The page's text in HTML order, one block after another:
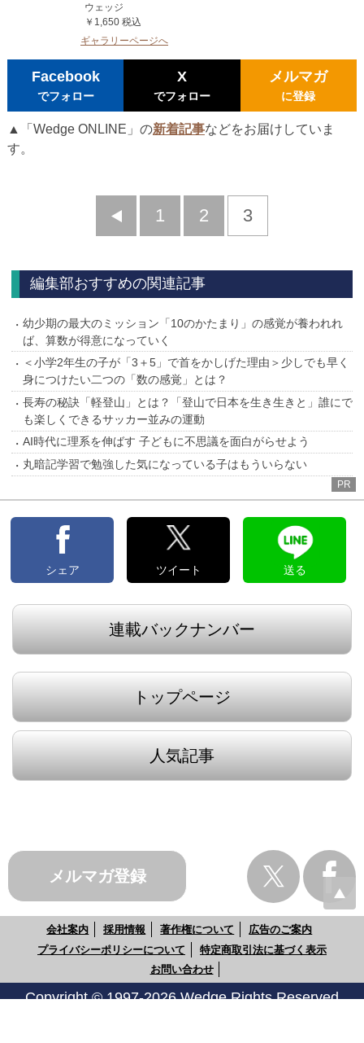
ウェッジ
￥1,650 税込
ギャラリーページへ
Facebook
でフォロー
X
でフォロー
メルマガ
に登録
▲「Wedge ONLINE」の新着記事などをお届けしていま
す。
前
1 2 3
編集部おすすめの関連記事
幼少期の最大のミッション「10のかたまり」の感覚が養われれ
ば、算数が得意になっていく
＜小学2年生の子が「3＋5」で首をかしげた理由＞少しでも早く
身につけたい二つの「数の感覚」とは？
長寿の秘訣「軽登山」とは？「登山で日本を生き生きと」誰にで
も楽しくできるサッカー並みの運動
AI時代に理系を伸ばす 子どもに不思議を面白がらせよう
丸暗記学習で勉強した気になっている子はもういらない
PR
シェア ツイート 送る
連載バックナンバー
トップページ
人気記事
メルマガ登録
会社案内 採用情報 著作権について
広告のご案内
プライバシーポリシーについて
特定商取引法に基づく表示
お問い合わせ
Copyright © 1997-2026 Wedge Rights Reserved